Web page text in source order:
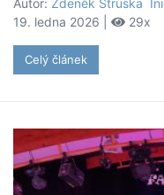
Autor: Zdeněk Struska
19. ledna 2026 |
29x
Celý článek